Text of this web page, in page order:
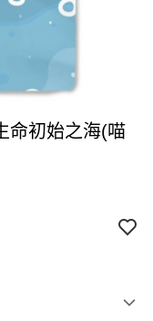
命初始之海(喵